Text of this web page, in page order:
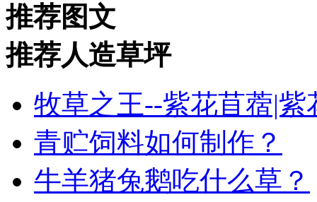
推荐图文
推荐人造草坪
牧草之王--紫花苜蓿|
青贮饲料如何制作？
牛羊猪兔鹅吃什么草？